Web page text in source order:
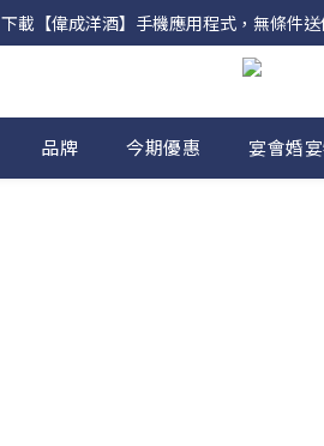
網店購滿 $500 即享免費送
下載【偉成洋酒】手機應用程式，無條件
網店購滿 $500 即享免費送
品牌 今期優惠 宴會婚